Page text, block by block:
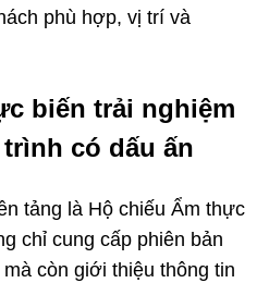
phù hợp, vị trí và
biến trải nghiệm
có dấu ấn
tảng là Hộ chiếu Ẩm thực
chỉ cung cấp phiên bản
còn giới thiệu thông tin